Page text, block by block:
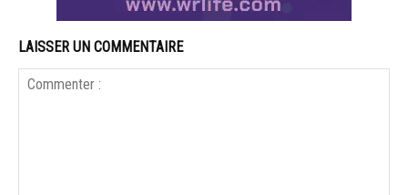
LAISSER UN COMMENTAIRE